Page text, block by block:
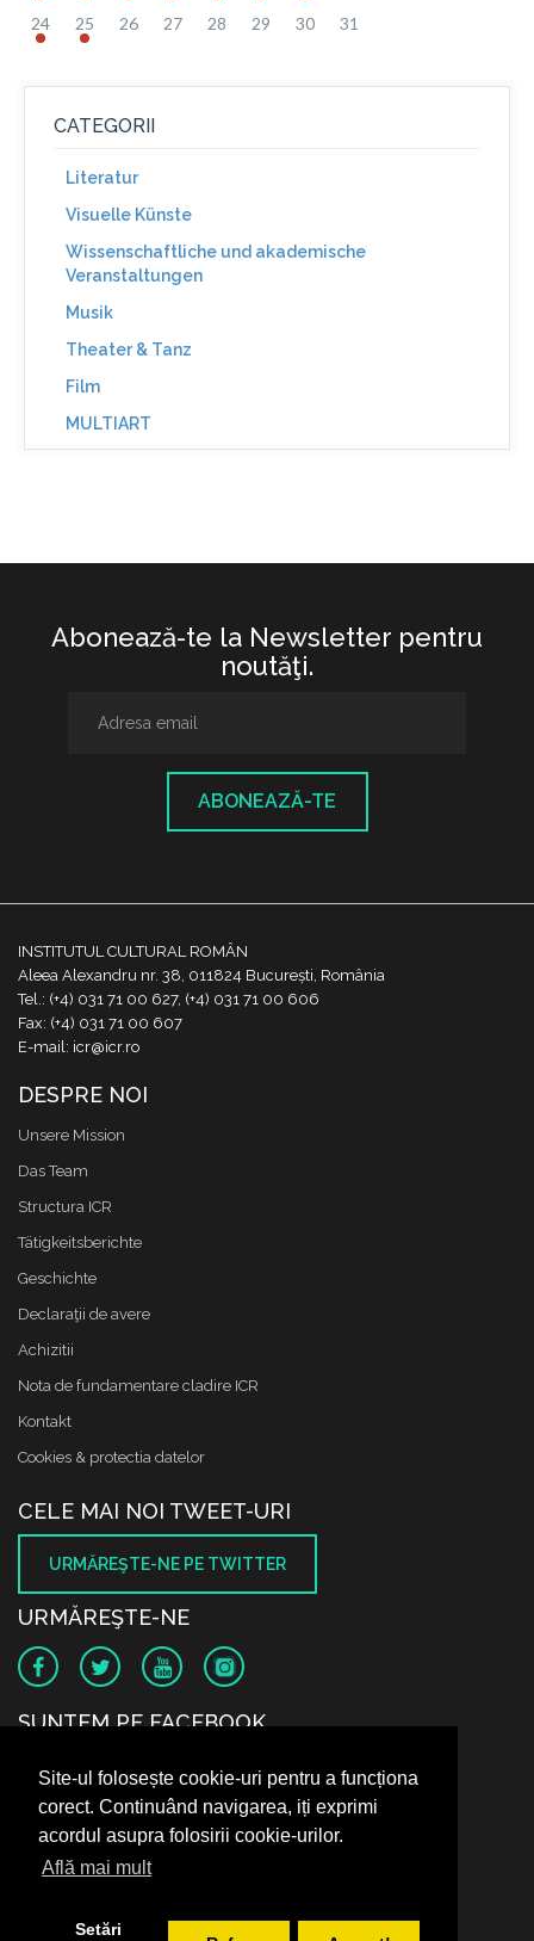
Site-ul folosește cookie-uri pentru a funcționa
corect. Continuând navigarea, iți exprimi
acordul asupra folosirii cookie-urilor.
Află mai mult
Setări
24 25 26 27 28 29 30 31
CATEGORII
Literatur
Visuelle Künste
Wissenschaftliche und akademische
Veranstaltungen
Musik
Theater & Tanz
Film
MULTIART
Abonează-te la Newsletter pentru
noutăţi.
ABONEAZĂ-TE
INSTITUTUL CULTURAL ROMÂN
Aleea Alexandru nr. 38, 011824 București, România
Tel.: (+4) 031 71 00 627, (+4) 031 71 00 606
Fax: (+4) 031 71 00 607
E-mail: icr@icr.ro
DESPRE NOI
Unsere Mission
Das Team
Structura ICR
Tätigkeitsberichte
Geschichte
Declaraţii de avere
Achizitii
Nota de fundamentare cladire ICR
Kontakt
Cookies & protectia datelor
CELE MAI NOI TWEET-URI
URMĂREŞTE-NE PE TWITTER
URMĂREŞTE-NE
SUNTEM PE FACEBOOK